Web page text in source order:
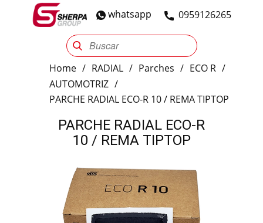
​0959126265
whatsapp
Sherpa Group Reencauche Automotriz
Home / RADIAL / Parches / ECO R /
AUTOMOTRIZ /
PARCHE RADIAL ECO-R 10 / REMA TIPTOP
PARCHE RADIAL ECO-R
10 / REMA TIPTOP